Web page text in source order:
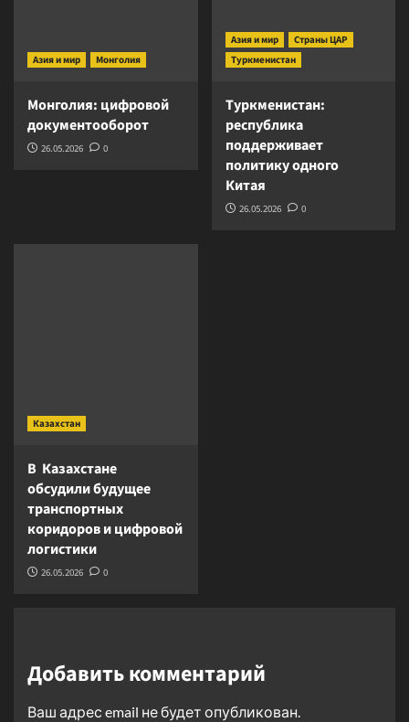
Азия и мир Монголия
Монголия: цифровой
документооборот
26.05.2026 0
Азия и мир
Страны ЦАР
Туркменистан
Туркменистан:
республика
поддерживает
политику одного
Китая
26.05.2026 0
Казахстан
В Казахстане
обсудили будущее
транспортных
коридоров и цифровой
логистики
26.05.2026 0
Добавить комментарий
Ваш адрес email не будет опубликован.